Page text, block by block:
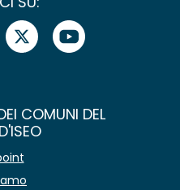
COMUNI DEL